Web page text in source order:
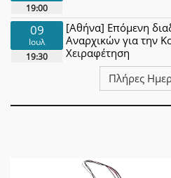
19:00
09
Ιουλ
19:30
[Αθήνα] Επόμενη
Αναρχικών για την
Χειραφέτηση
Πλήρες